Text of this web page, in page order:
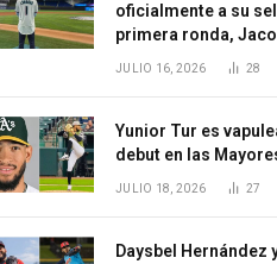
oficialmente a su
primera ronda,
JULIO 16, 2026 28
Yunior Tur es
debut en las
JULIO 18, 2026 27
Daysbel Hernández